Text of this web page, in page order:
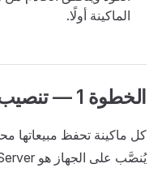
الماكينة أولًا.
الخطوة 1 — تنصيب SQL Server
كل ماكينة تحفظ مبيعاتها
يُنصَّب على الجهاز هو SQL Server نفسه.